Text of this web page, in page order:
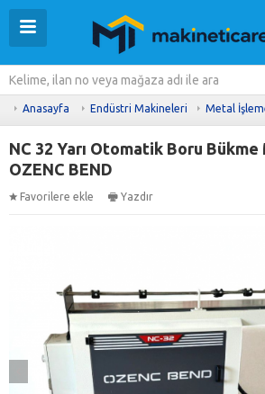
Anasayfa Endüstri Makineleri Metal
NC 32 Yarı Otomatik Boru Bükme
OZENC BEND
Favorilere ekle Yazdır